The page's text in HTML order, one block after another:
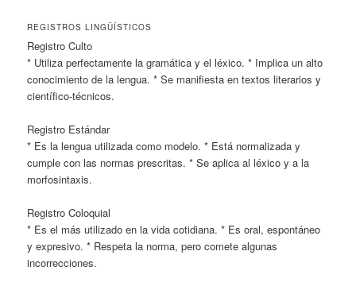
REGISTROS LINGÜÍSTICOS
Registro Culto
* Utiliza perfectamente la gramática y el léxico. * Implica un alto
conocimiento de la lengua. * Se manifiesta en textos literarios y
científico-técnicos.
Registro Estándar
* Es la lengua utilizada como modelo. * Está normalizada y
cumple con las normas prescritas. * Se aplica al léxico y a la
morfosintaxis.
Registro Coloquial
* Es el más utilizado en la vida cotidiana. * Es oral, espontáneo
y expresivo. * Respeta la norma, pero comete algunas
incorrecciones.